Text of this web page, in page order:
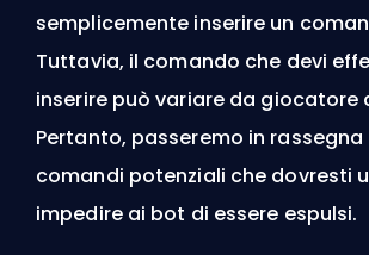
semplicemente inserire un
Tuttavia, il comando che devi
inserire può variare da giocatore
Pertanto, passeremo in
comandi potenziali che dovresti
impedire ai bot di essere espulsi.